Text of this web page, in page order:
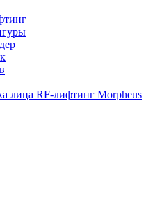
лица RF-лифтинг Morpheus